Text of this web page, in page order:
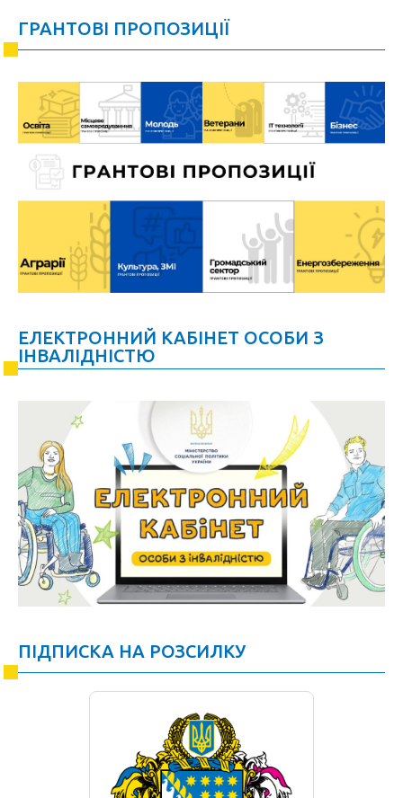
ГРАНТОВІ ПРОПОЗИЦІЇ
ЕЛЕКТРОННИЙ КАБІНЕТ ОСОБИ З
ІНВАЛІДНІСТЮ
ПІДПИСКА НА РОЗСИЛКУ